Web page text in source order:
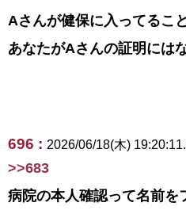
Aさんが健保に入ってるこ
あなたがAさんの証明には
696 : 2026/06/18(木)
>>683
病院の本人確認って名前を